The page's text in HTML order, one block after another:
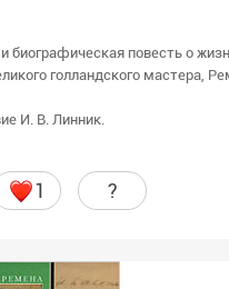
биографическая повесть о
голландского мастера,
И. В. Линник.
1 ?